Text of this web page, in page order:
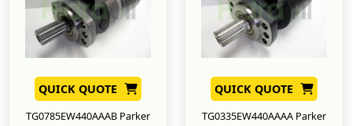
QUICK QUOTE
TG0785EW440AAAB Parker
QUICK QUOTE
TG0335EW440AAAA Parker